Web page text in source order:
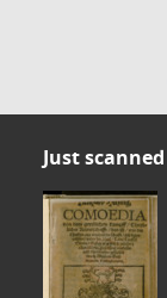
Just scanned